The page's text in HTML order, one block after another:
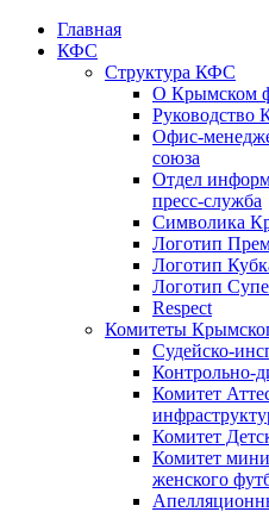
Главная
КФС
Структура КФС
О Крымском
Руководство
Офис-
союза
Отдел
пресс-служба
Символика
Логотип
Логотип
Логотип
Respect
Комитеты
Судейско-
Контрольно-
Комитет
Комитет
Комитет
женского